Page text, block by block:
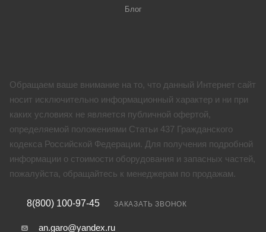
Блог
Обращаем ваше внимание на то, что данный Интернет сайт
носит исключительно информационный характер и ни при
каких условиях не является публичной офертой,
определяемой положениями Статьи 437 Гражданского
кодекса Российской Федерации. Для получения подробной
информации о стоимости оборудования и запасных частей,
пожалуйста, обращайтесь к менеджерам по продажам.
8(800) 100-97-45 ЗАКАЗАТЬ ЗВОНОК
an.garo@yandex.ru